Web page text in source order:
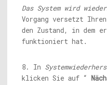
Das System wird
Vorgang versetzt
den Zustand, in dem er
funktioniert hat.
8. In
klicken Sie auf “